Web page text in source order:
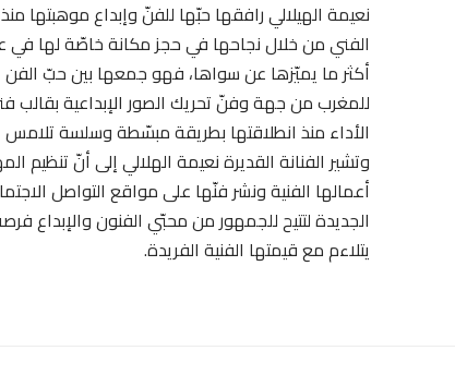
نعيمة الهيلالي رافقها حبّها للفنّ وإبداع موهبتها
الفني من خلال نجاحها في حجز مكانة خاصّة لها في
أكثر ما يميّزها عن سواها، فهو جمعها بين حبّ الفن
للمغرب من جهة وفنّ تحريك الصور الإبداعية بقالب
الأداء منذ انطلاقتها بطريقة مبسّطة وسلسة تلامس
وتشير الفنانة القديرة نعيمة الهلالي إلى أنّ تنظيم
أعمالها الفنية ونشر فنّها على مواقع التواصل
الجديدة لتتيح للجمهور من محبّي الفنون والإبداع
يتلاءم مع قيمتها الفنية الفريدة.